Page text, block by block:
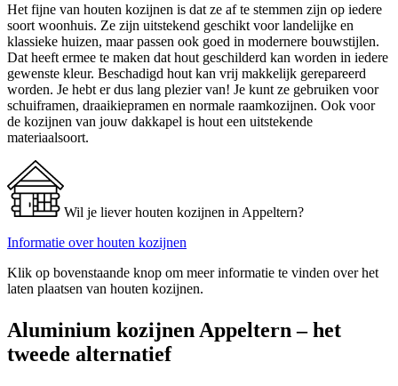
Het fijne van houten kozijnen is dat ze af te stemmen zijn op iedere
soort woonhuis. Ze zijn uitstekend geschikt voor landelijke en
klassieke huizen, maar passen ook goed in modernere bouwstijlen.
Dat heeft ermee te maken dat hout geschilderd kan worden in iedere
gewenste kleur. Beschadigd hout kan vrij makkelijk gerepareerd
worden. Je hebt er dus lang plezier van! Je kunt ze gebruiken voor
schuiframen, draaikiepramen en normale raamkozijnen. Ook voor
de kozijnen van jouw dakkapel is hout een uitstekende
materiaalsoort.
Wil je liever houten kozijnen in Appeltern?
Informatie over houten kozijnen
Klik op bovenstaande knop om meer informatie te vinden over het
laten plaatsen van houten kozijnen.
Aluminium kozijnen Appeltern – het
tweede alternatief